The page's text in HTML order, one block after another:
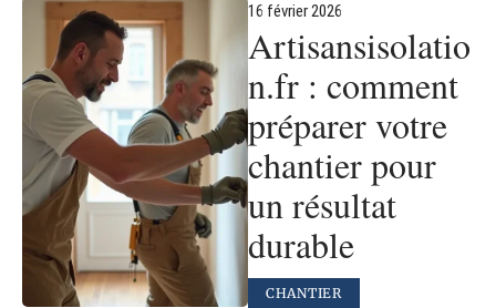
16 février 2026
Artisansisolatio
n.fr : comment
préparer votre
chantier pour
un résultat
durable
CHANTIER